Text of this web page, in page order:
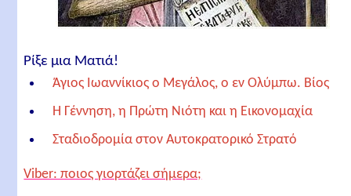
Ρίξε μια Ματιά!
Άγιος Ιωαννίκιος ο Μεγάλος, ο εν Ολύμπω. Βίος
Η Γέννηση, η Πρώτη Νιότη και η Εικονομαχία
Σταδιοδρομία στον Αυτοκρατορικό Στρατό
Η Μετάνοια και η Αποχώρηση στα Όρη
Viber: ποιος γιορτάζει σήμερα;